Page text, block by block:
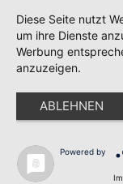
Diese Seite nutzt
um ihre Dienste
Werbung
anzuzeigen.
ABLEHNEN
Powered by